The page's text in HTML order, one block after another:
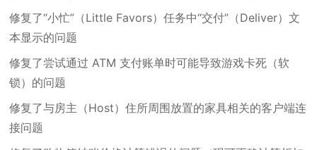
修复了“小忙”（Little Favors）任务中“交付”（Deliver）文
本显示的问题
修复了尝试通过 ATM 支付账单时可能导致游戏卡死（软
锁）的问题
修复了与房主（Host）住所周围放置的家具相关的客户端连
接问题